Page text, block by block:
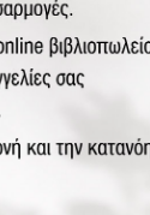
ενώπιον
της
του
τραγικού, το
(ήπια εκδοχή)